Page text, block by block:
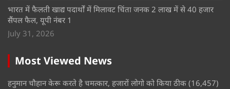
भारत में फैलती खाद्य पदार्थों में मिलावट चिंता जनक 2 लाख में से 40 हजार
सैंपल फैल, यूपी नंबर 1
July 31, 2026
Most Viewed News
हनुमान चौहान केरू करते है चमत्कार, हजारों लोगो को किया ठीक (16,457)